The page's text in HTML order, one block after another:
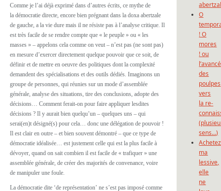
Comme je l’ai déjà exprimé dans d’autres écrits, ce mythe de
la démocratie directe, encore bien prégnant dans la doxa abertzale
de gauche, a la vie dure mais il ne résiste pas à l’analyse critique. Il
est très facile de se rendre compte que « le peuple » ou « les
masses » – appelons cela comme on veut – n’est pas (ne sont pas)
en mesure d’exercer directement quelque pouvoir que ce soit, de
définir et de mettre en oeuvre des politiques dont la complexité
demandent des spécialisations et des outils dédiés. Imaginons un
groupe de personnes, qui réunies sur un mode d’assemblée
générale, analyse des situations, tire des conclusions, adopte des
décisions… Comment ferait-on pour faire appliquer lesdites
décisions ? Il y aurait bien quelqu’un – quelques uns – qui
serai(en)t désigné(s) pour cela… donc une délégation de pouvoir !
Il est clair en outre – et bien souvent démontré – que ce type de
démocratie idéalisée… est justement celle qui est la plus facile à
dévoyer, quand on sait combien il est facile de « trafiquer » une
assemblée générale, de créer des majorités de convenance, voire
de manipuler une foule.
La démocratie dite ‘de représentation’ ne s’est pas imposé comme
O
! O
mores
! ou
des
poulpes
vers
la re-
sens…)
Achetez
ma
lessive,
elle
ne